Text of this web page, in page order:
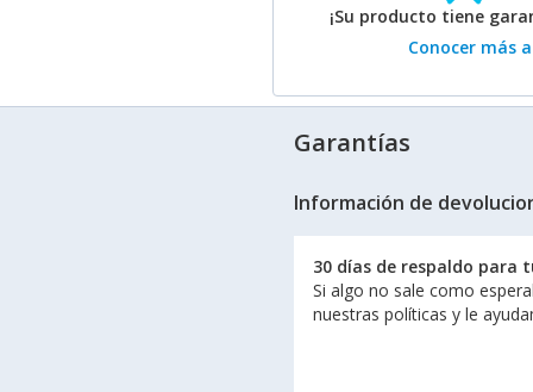
¡Su producto tiene
Conocer más
Garantías
Información de
30 días de respaldo para
Si algo no sale como
nuestras políticas y le